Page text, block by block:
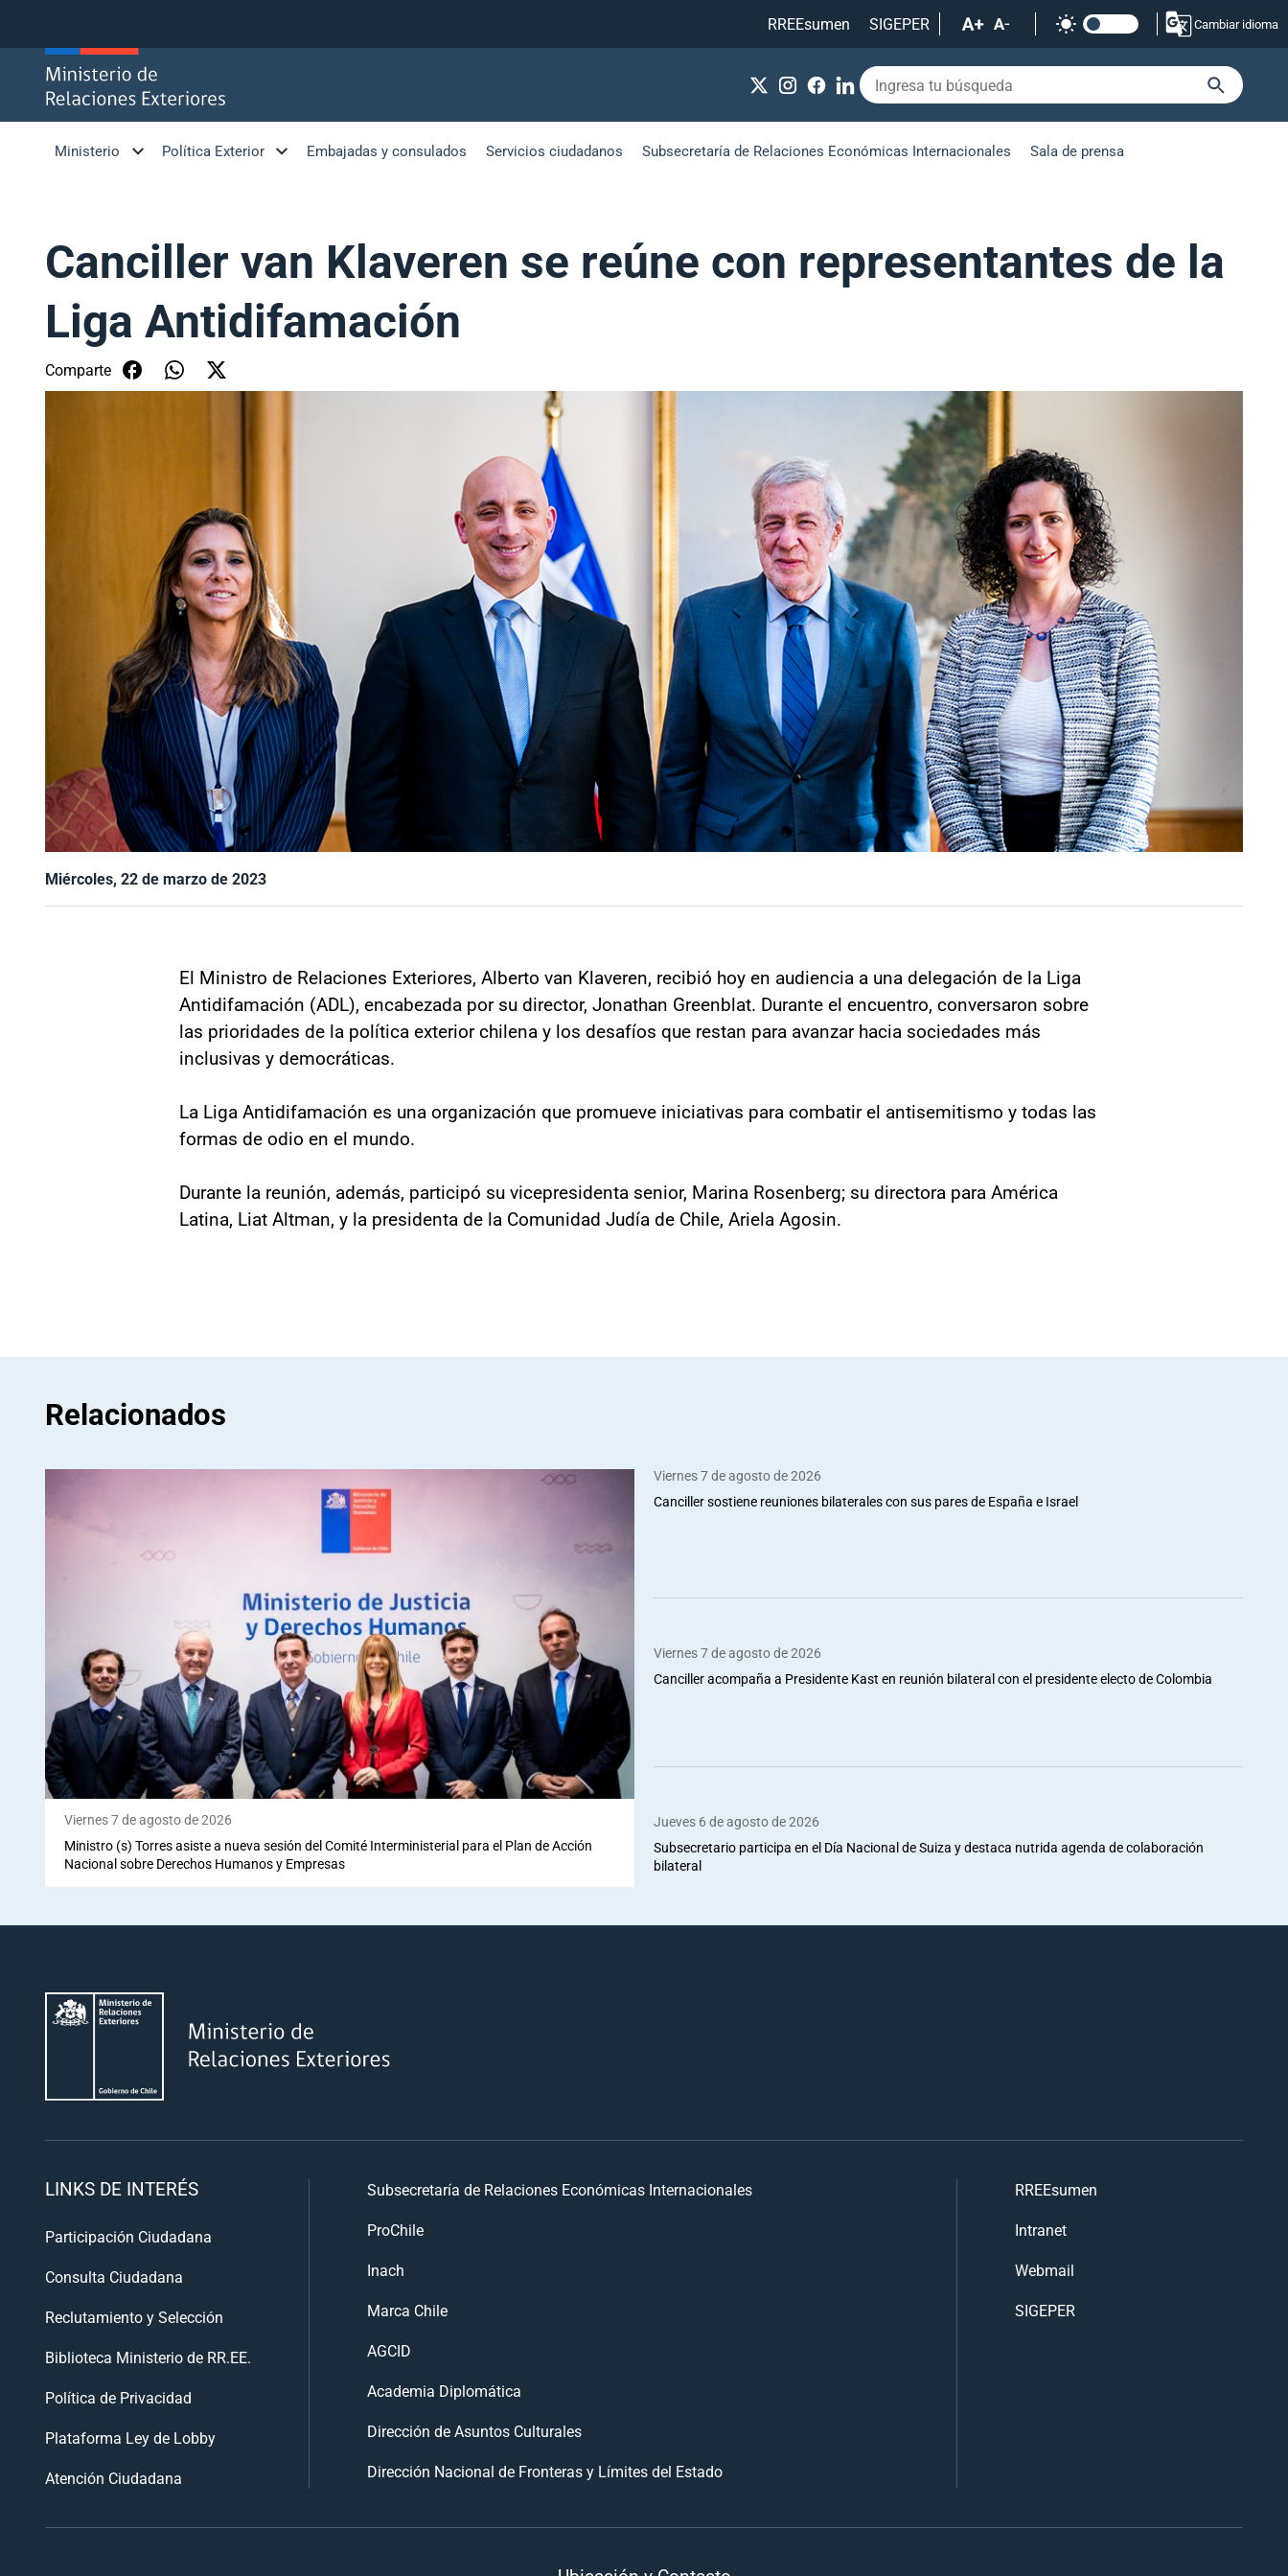
RREEsumen
SIGEPER Cambiar idioma
Ministerio Política Exterior Embajadas y consulados Servicios ciudadanos Subsecretaría de Relaciones Económicas Internacionales Sala de prensa
Canciller van Klaveren se reúne con representantes de la
Liga Antidifamación
Comparte
Miércoles, 22 de marzo de 2023
El Ministro de Relaciones Exteriores, Alberto van Klaveren, recibió hoy en audiencia a una delegación de la Liga
Antidifamación (ADL), encabezada por su director, Jonathan Greenblat. Durante el encuentro, conversaron sobre
las prioridades de la política exterior chilena y los desafíos que restan para avanzar hacia sociedades más
inclusivas y democráticas.
La Liga Antidifamación es una organización que promueve iniciativas para combatir el antisemitismo y todas las
formas de odio en el mundo.
Durante la reunión, además, participó su vicepresidenta senior, Marina Rosenberg; su directora para América
Latina, Liat Altman, y la presidenta de la Comunidad Judía de Chile, Ariela Agosin.
Relacionados
Viernes 7 de agosto de 2026
Ministro (s) Torres asiste a nueva sesión del Comité Interministerial para el Plan de Acción
Nacional sobre Derechos Humanos y Empresas
Viernes 7 de agosto de 2026
Canciller sostiene reuniones bilaterales con sus pares de España e Israel
Viernes 7 de agosto de 2026
Canciller acompaña a Presidente Kast en reunión bilateral con el presidente electo de Colombia
Jueves 6 de agosto de 2026
Subsecretario participa en el Día Nacional de Suiza y destaca nutrida agenda de colaboración
bilateral
LINKS DE INTERÉS
Participación Ciudadana
Consulta Ciudadana
Reclutamiento y Selección
Biblioteca Ministerio de RR.EE.
Política de Privacidad
Plataforma Ley de Lobby
Atención Ciudadana
Subsecretaría de Relaciones Económicas Internacionales
ProChile
Inach
Marca Chile
AGCID
Academia Diplomática
Dirección de Asuntos Culturales
Dirección Nacional de Fronteras y Límites del Estado
RREEsumen
Intranet
Webmail
SIGEPER